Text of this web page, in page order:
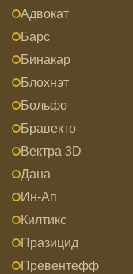
Адвокат
Барс
Бинакар
Блохнэт
Больфо
Бравекто
Вектра 3D
Дана
Ин-Ап
Килтикс
Празицид
Превентефф